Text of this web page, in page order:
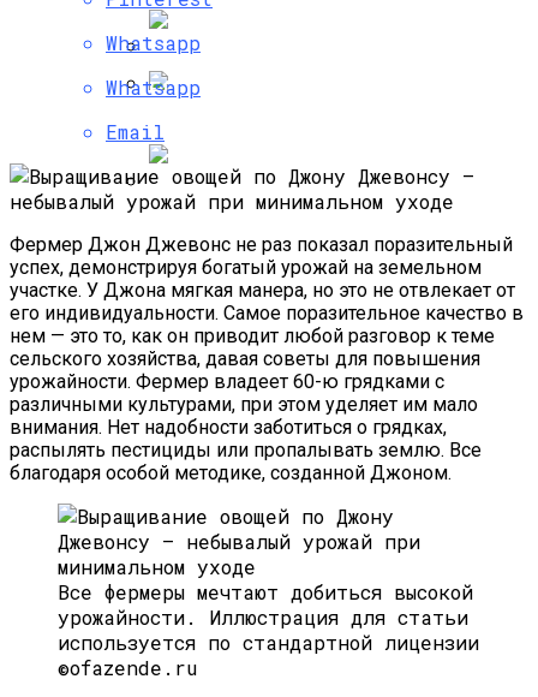
Как Защитить Листья Помидоров От
Увядания
Секреты По Уборке Чеснока
Быстрорастущий Живой Забор —
Своими Руками Быстро И Просто
Whatsapp
Whatsapp
Email
Фермер Джон Джевонс не раз показал поразительный
успех, демонстрируя богатый урожай на земельном
участке. У Джона мягкая манера, но это не отвлекает от
его индивидуальности. Самое поразительное качество в
нем — это то, как он приводит любой разговор к теме
сельского хозяйства, давая советы для повышения
урожайности. Фермер владеет 60-ю грядками с
различными культурами, при этом уделяет им мало
внимания. Нет надобности заботиться о грядках,
распылять пестициды или пропалывать землю. Все
благодаря особой методике, созданной Джоном.
Все фермеры мечтают добиться высокой
урожайности. Иллюстрация для статьи
используется по стандартной лицензии
©ofazende.ru